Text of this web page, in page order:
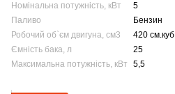
Номінальна потужність, кВт
5
Паливо
Бензин
Робочий об`єм двигуна, см3
420 см.куб
Ємність бака, л
25
Максимальна потужність, кВт
5,5